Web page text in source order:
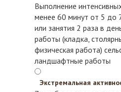
Выполнение
менее 60 минут от 5 до
или занятия 2 раза в
работы (кладка,
физическая работа)
ландшафтные работы
Экстремальная